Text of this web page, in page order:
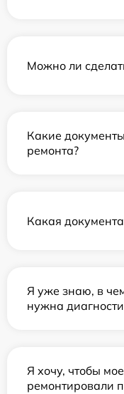
Можно ли
Какие
ремонта?
Какая
Я уже знаю, в
нужна
Я хочу, чтобы
ремонтировали